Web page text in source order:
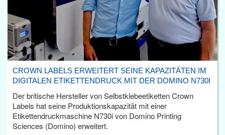
CROWN LABELS ERWEITERT SEINE KAPAZITÄTEN IM
DIGITALEN ETIKETTENDRUCK MIT DER DOMINO N730I
Der britische Hersteller von Selbstklebeetiketten Crown
Labels hat seine Produktionskapazität mit einer
Etikettendruckmaschine N730i von Domino Printing
Sciences (Domino) erweitert.